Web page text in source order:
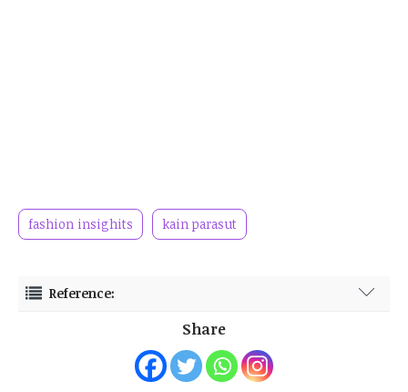
fashion insighits kain parasut
Reference:
Share